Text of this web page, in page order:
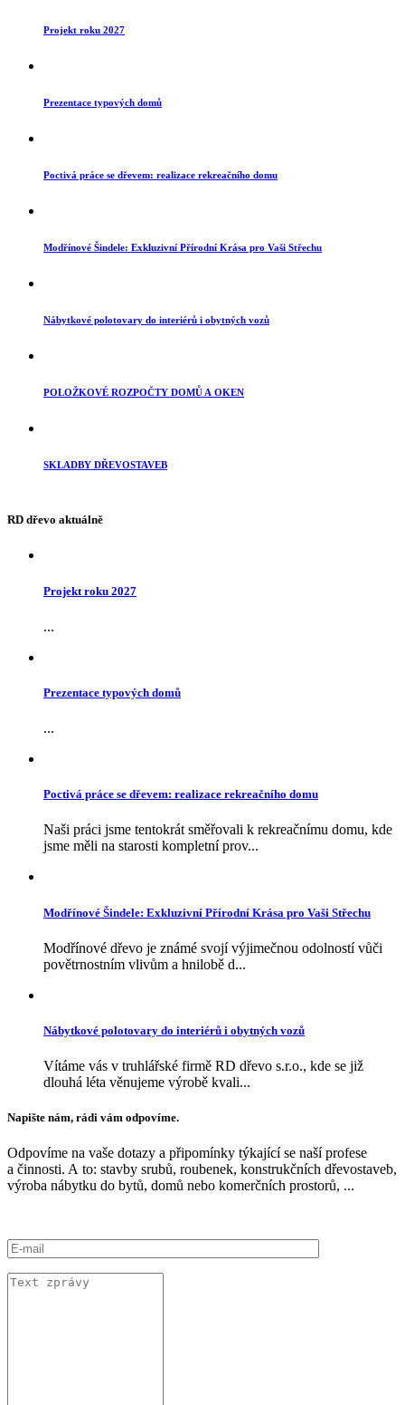
Projekt roku 2027
Prezentace typových domů
Poctivá práce se dřevem: realizace rekreačního domu
Modřínové Šindele: Exkluzivní Přírodní Krása pro Vaši Střechu
Nábytkové polotovary do interiérů i obytných vozů
POLOŽKOVÉ ROZPOČTY DOMŮ A OKEN
SKLADBY DŘEVOSTAVEB
RD dřevo aktuálně
Projekt roku 2027
...
Prezentace typových domů
...
Poctivá práce se dřevem: realizace rekreačního domu
Naši práci jsme tentokrát směřovali k rekreačnímu domu, kde
jsme měli na starosti kompletní prov...
Modřínové Šindele: Exkluzivní Přírodní Krása pro Vaši Střechu
Modřínové dřevo je známé svojí výjimečnou odolností vůči
povětrnostním vlivům a hnilobě d...
Nábytkové polotovary do interiérů i obytných vozů
Vítáme vás v truhlářské firmě RD dřevo s.r.o., kde se již
dlouhá léta věnujeme výrobě kvali...
Napište nám, rádi vám odpovíme.
Odpovíme na vaše dotazy a připomínky týkající se naší profese
a činnosti. A to: stavby srubů, roubenek, konstrukčních dřevostaveb,
výroba nábytku do bytů, domů nebo komerčních prostorů, ...